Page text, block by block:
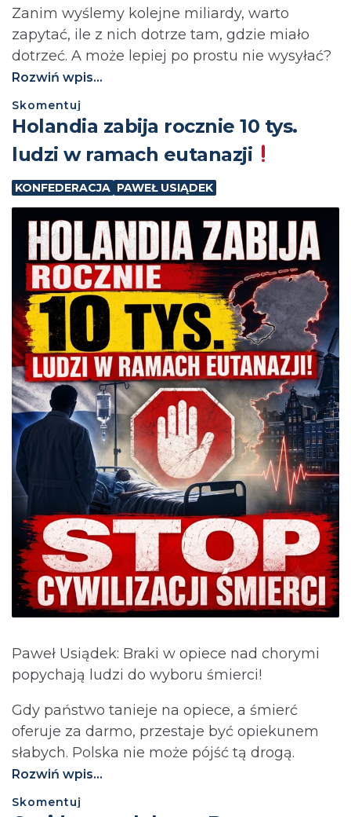
Zanim wyślemy kolejne miliardy, warto
zapytać, ile z nich dotrze tam, gdzie miało
dotrzeć. A może lepiej po prostu nie wysyłać?⁩
Rozwiń wpis...
Skomentuj
Holandia zabija rocznie 10 tys.
ludzi w ramach eutanazji
KONFEDERACJA PAWEŁ USIĄDEK
Paweł Usiądek: Braki w opiece nad chorymi
popychają ludzi do wyboru śmierci!
Gdy państwo tanieje na opiece, a śmierć
oferuje za darmo, przestaje być opiekunem
słabych. Polska nie może pójść tą drogą.⁩
Rozwiń wpis...
Skomentuj